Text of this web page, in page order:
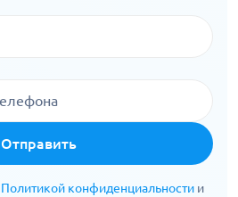
Отправить
Политикой конфиденциальности и